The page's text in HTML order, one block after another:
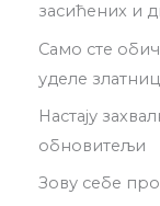
засићених и
Само сте
уделе
Настају
обновитељи
Зову себе